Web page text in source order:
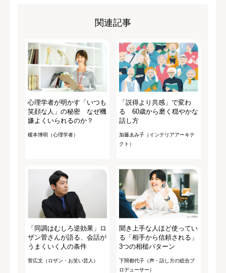
関連記事
心理学者が明かす「いつも
笑顔な人」の秘密 なぜ機
嫌よくいられるのか？
榎本博明（心理学者）
「説得より共感」で変わ
る 60歳から磨く穏やかな
話し方
加藤ゑみ子（インテリアアーキテ
クト）
「同調はむしろ逆効果」ロ
ザン菅さんが語る、会話が
うまくいく人の条件
菅広文（ロザン・お笑い芸人）
聞き上手な人ほど使ってい
る「相手から信頼される」
3つの相槌パターン
下間都代子（声・話し方の総合プ
ロデューサー）